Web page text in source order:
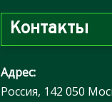
Контакты
Адрес:
Россия, 142 050